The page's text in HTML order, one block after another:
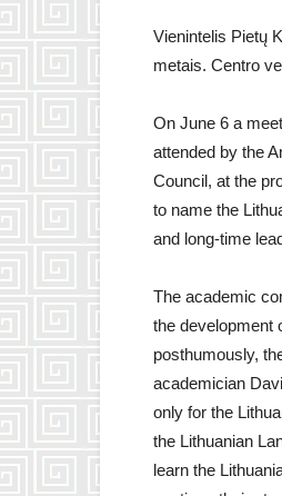
Vienintelis Pietų
metais. Centro
On June 6 a
attended by the
Council, at the
to name the
and long-time
The academic
the development
posthumously,
academician
only for the
the Lithuanian
learn the